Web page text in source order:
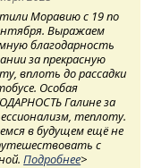
Моравию с 19 по
Выражаем
благодарность
за прекрасную
вплоть до рассадки
Особая
Галине за
теплоту.
в будущем ещё не
с
Подробнее>